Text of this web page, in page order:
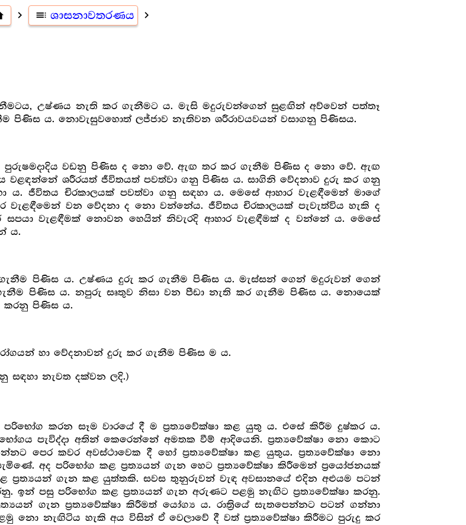
navigate_next toc ශාසනාවතරණය navigate_next
උෂ්ණය නැති කර ගැනීමට ය. මැසි මදුරුවන්ගෙන් සුළඟින් අව්වෙන් පත්තෑ
පිණිස ය. නොවැසුවහොත් ලජ්ජාව නැතිවන ශරීරාවයවයන් වසාගනු පිණිසය.
වඩනු පිණිස ද නො වේ. ඇඟ තර කර ගැනීම පිණිස ද නො වේ. ඇඟ
වළඳන්නේ ශරීරයත් ජීවිතයත් පවත්වා ගනු පිණිස ය. සාගිනි වේදනාව දුරු කර ගනු
ජීවිතය චිරකාලයක් පවත්වා ගනු සඳහා ය. මෙසේ ආහාර වැළඳීමෙන් මාගේ
වන වේදනා ද නො වන්නේය. ජීවිතය චිරකාලයක් පැවැත්විය හැකි ද
වැළඳීමක් නොවන හෙයින් නිවැරදි ආහාර වැළඳීමක් ද වන්නේ ය. මෙසේ
ය.
පිණිස ය. උෂ්ණය දුරු කර ගැනීම පිණිස ය. මැස්සන් ගෙන් මදුරුවන් ගෙන්
පිණිස ය. නපුරු සෘතුව නිසා වන පීඩා නැති කර ගැනීම පිණිස ය. නොයෙක්
කරනු පිණිස ය.
හා වේදනාවන් දුරු කර ගැනීම පිණිස ම ය.
සඳහා නැවත දක්වන ලදි.)
කරන සෑම වාරයේ දී ම ප්‍ර‍ත්‍යවේක්ෂා කළ යුතු ය. එසේ කිරීම දුෂ්කර ය.
පැවිද්දා අතින් කෙරෙන්නේ අමතක වීම් ආදියෙනි. ප්‍ර‍ත්‍යවේක්ෂා නො කොට
පෙර කවර අවස්ථාවෙක දී හෝ ප්‍ර‍ත්‍යවේක්ෂා කළ යුතුය. ප්‍ර‍ත්‍යවේක්ෂා නො
අද පරිභෝග කළ ප්‍ර‍ත්‍යයන් ගැන හෙට ප්‍ර‍ත්‍යවේක්ෂා කිරීමෙන් ප්‍රයෝජනයක්
ප්‍ර‍ත්‍යයන් ගැන කළ යුත්තකි. සවස තුනුරුවන් වැඳ අවසානයේ එදින අළුයම පටන්
ඉන් පසු පරිභෝග කළ ප්‍ර‍ත්‍යයන් ගැන අරුණට පළමු නැඟිට ප්‍ර‍ත්‍යවේක්ෂා කරනු.
ගැන ප්‍ර‍ත්‍යවේක්ෂා කිරීමත් යෝග්‍ය ය. රාත්‍රියේ සැතපෙන්නට පටන් ගන්නා
නො නැඟිටිය හැකි අය විසින් ඒ වෙලාවේ දී වත් ප්‍ර‍ත්‍යවේක්ෂා කිරීමට පුරුදු කර